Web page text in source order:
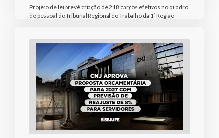
Projeto de lei prevê criação de 218 cargos efetivos no quadro
de pessoal do Tribunal Regional do Trabalho da 1ª Região